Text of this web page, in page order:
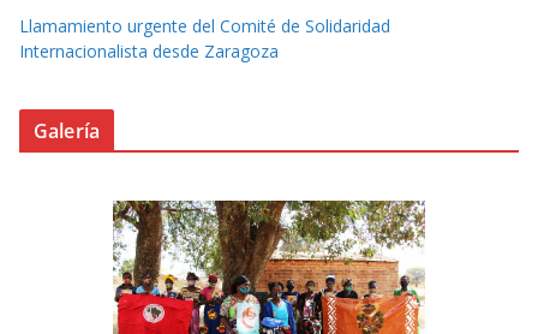
Llamamiento urgente del Comité de Solidaridad
Internacionalista desde Zaragoza
Galería